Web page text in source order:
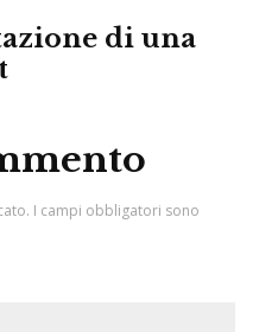
di una
I campi obbligatori sono